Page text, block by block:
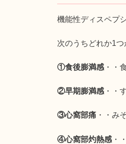
機能性ディスペプ
次のうちどれか1
①食後膨満感 ・・
②早期膨満感 ・・
③心窩部痛 ・・み
④心窩部灼熱感 ・